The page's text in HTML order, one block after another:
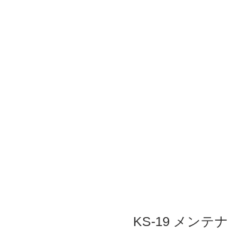
KS-19 メンテ